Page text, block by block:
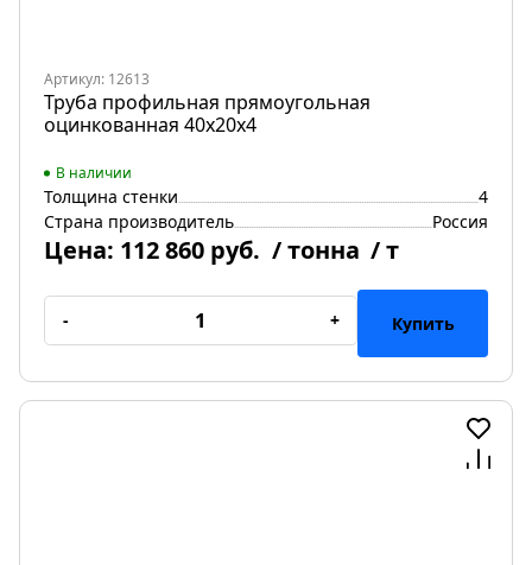
Артикул: 12613
Труба профильная прямоугольная
оцинкованная 40х20х4
В наличии
Толщина стенки
4
Страна производитель
Россия
Цена: 112 860 руб. / тонна / т
- + Купить